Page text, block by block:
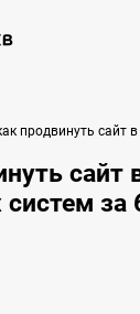
продвинуть сайт
сайт
за